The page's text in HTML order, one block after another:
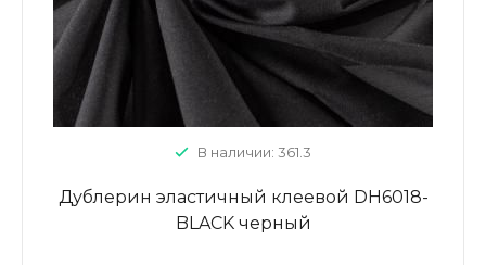
В наличии: 361.3
Дублерин эластичный клеевой DH6018-
BLACK черный